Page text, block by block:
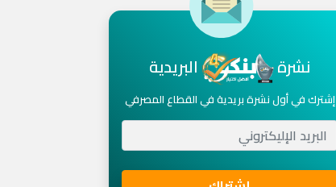
نشرة البريدية
إشترك في أول نشرة بريدية في القطاع المصرفي